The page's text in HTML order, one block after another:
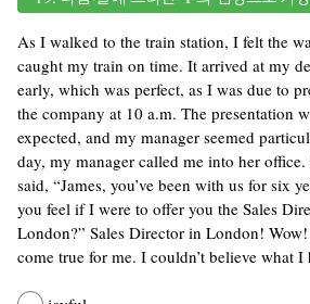
As I walked to the train station, I felt the
caught my train on time. It arrived at my
early, which was perfect, as I was due to
the company at 10 a.m. The presentation
expected, and my manager seemed
day, my manager called me into her
said, “James, you’ve been with us for six
you feel if I were to offer you the Sales
London?” Sales Director in London!
come true for me. I couldn’t believe what I